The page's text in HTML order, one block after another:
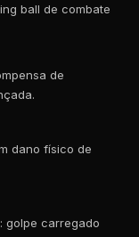
ball de combate
de
dano físico de
: golpe carregado